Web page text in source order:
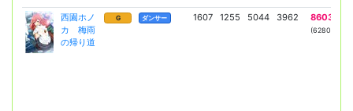
西園ホノ
カ 梅雨
の帰り道
G ダンサー 1607 1255 5044 3962 8603
(6280)